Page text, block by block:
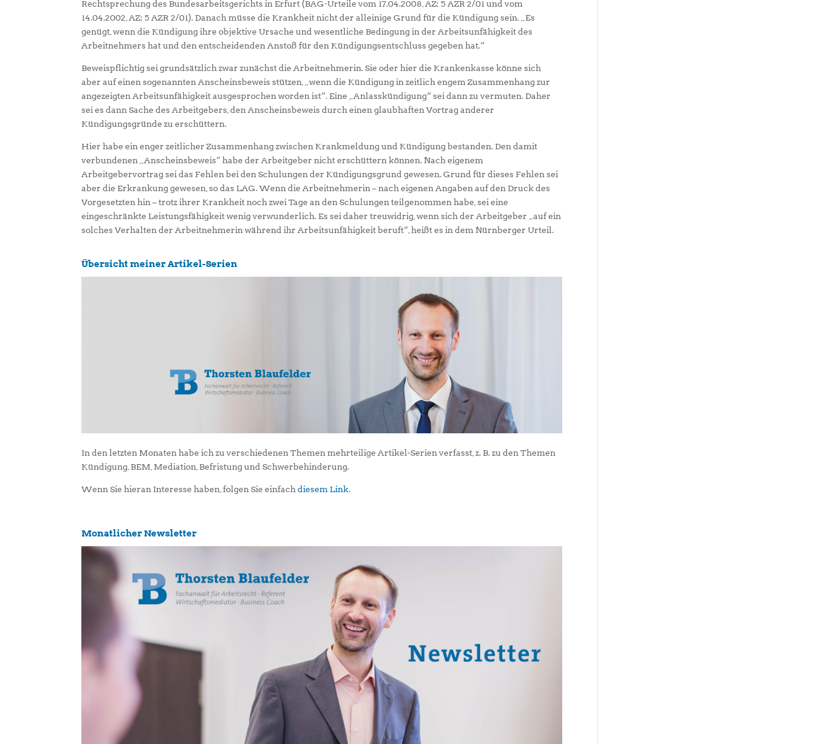
Rechtsprechung des Bundesarbeitsgerichts in Erfurt (BAG-Urteile vom 17.04.2008, AZ: 5 AZR 2/01 und vom
14.04.2002, AZ: 5 AZR 2/01). Danach müsse die Krankheit nicht der alleinige Grund für die Kündigung sein. „Es
genügt, wenn die Kündigung ihre objektive Ursache und wesentliche Bedingung in der Arbeitsunfähigkeit des
Arbeitnehmers hat und den entscheidenden Anstoß für den Kündigungsentschluss gegeben hat.“
Beweispflichtig sei grundsätzlich zwar zunächst die Arbeitnehmerin. Sie oder hier die Krankenkasse könne sich
aber auf einen sogenannten Anscheinsbeweis stützen, „wenn die Kündigung in zeitlich engem Zusammenhang zur
angezeigten Arbeitsunfähigkeit ausgesprochen worden ist“. Eine „Anlasskündigung“ sei dann zu vermuten. Daher
sei es dann Sache des Arbeitgebers, den Anscheinsbeweis durch einen glaubhaften Vortrag anderer
Kündigungsgründe zu erschüttern.
Hier habe ein enger zeitlicher Zusammenhang zwischen Krankmeldung und Kündigung bestanden. Den damit
verbundenen „Anscheinsbeweis“ habe der Arbeitgeber nicht erschüttern können. Nach eigenem
Arbeitgebervortrag sei das Fehlen bei den Schulungen der Kündigungsgrund gewesen. Grund für dieses Fehlen sei
aber die Erkrankung gewesen, so das LAG. Wenn die Arbeitnehmerin – nach eigenen Angaben auf den Druck des
Vorgesetzten hin – trotz ihrer Krankheit noch zwei Tage an den Schulungen teilgenommen habe, sei eine
eingeschränkte Leistungsfähigkeit wenig verwunderlich. Es sei daher treuwidrig, wenn sich der Arbeitgeber „auf ein
solches Verhalten der Arbeitnehmerin während ihr Arbeitsunfähigkeit beruft“, heißt es in dem Nürnberger Urteil.
Übersicht meiner Artikel-Serien
In den letzten Monaten habe ich zu verschiedenen Themen mehrteilige Artikel-Serien verfasst, z. B. zu den Themen
Kündigung, BEM, Mediation, Befristung und Schwerbehinderung.
Wenn Sie hieran Interesse haben, folgen Sie einfachdiesem Link.
Monatlicher Newsletter